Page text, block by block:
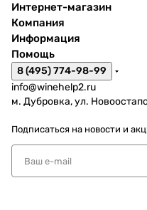
Интернет-магазин
Компания
Информация
Помощь
8 (495) 774-98-99
info@winehelp2.ru
м. Дубровка, ул.
Подписаться на новости и